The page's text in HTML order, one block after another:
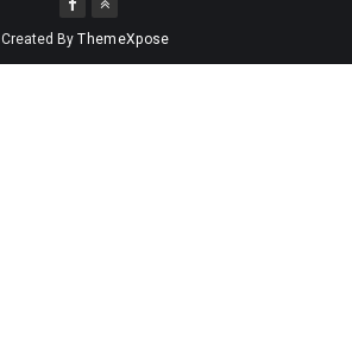
Created ByThemeXpose